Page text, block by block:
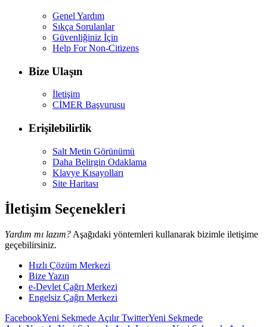
Genel Yardım
Sıkça Sorulanlar
Güvenliğiniz İçin
Help For Non-Citizens
Bize Ulaşın
İletişim
CİMER Başvurusu
Erişilebilirlik
Salt Metin Görünümü
Daha Belirgin Odaklama
Klavye Kısayolları
Site Haritası
İletişim Seçenekleri
Yardım mı lazım? Aşağıdaki yöntemleri kullanarak bizimle iletişime
geçebilirsiniz.
Hızlı Çözüm Merkezi
Bize Yazın
e-Devlet Çağrı Merkezi
Engelsiz Çağrı Merkezi
FacebookYeni Sekmede AçılırTwitterYeni Sekmede